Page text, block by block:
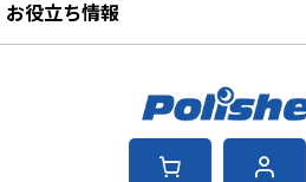
お役立ち情報